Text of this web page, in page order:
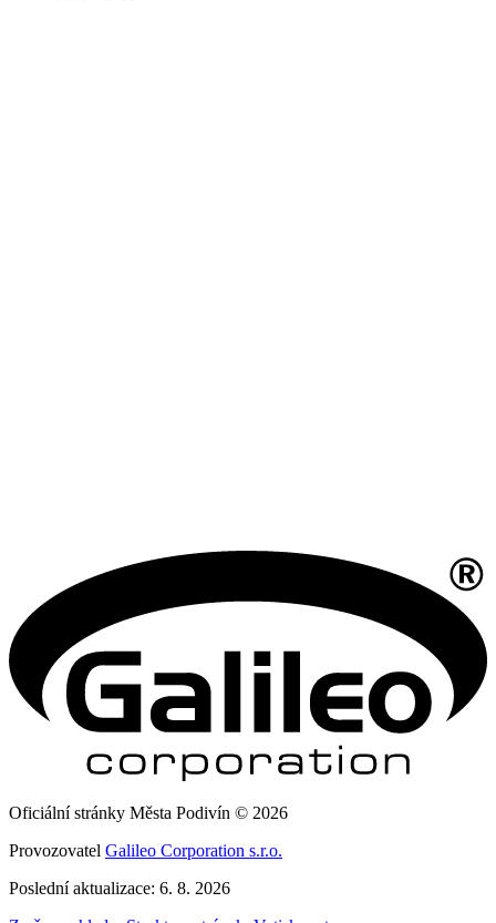
Oficiální stránky Města Podivín © 2026
Provozovatel Galileo Corporation s.r.o.
Poslední aktualizace: 6. 8. 2026